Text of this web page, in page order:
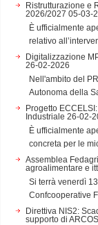
Ristrutturazione e
2026/2027 05-03-
È ufficialmente
relativo
Digitalizzazione
26-02-2026
Nell'ambito del
Autonoma della
Progetto
Industriale 26-02-
È ufficialmente
concreta per le
Assemblea
agroalimentare e
Si terrà venerdì
Confcooperative
Direttiva NIS2:
supporto di